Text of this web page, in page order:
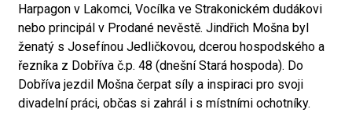
Harpagon v Lakomci, Vocílka ve Strakonickém dudákovi
nebo principál v Prodané nevěstě. Jindřich Mošna byl
ženatý s Josefínou Jedličkovou, dcerou hospodského a
řezníka z Dobříva č.p. 48 (dnešní Stará hospoda). Do
Dobříva jezdil Mošna čerpat síly a inspiraci pro svoji
divadelní práci, občas si zahrál i s místními ochotníky.